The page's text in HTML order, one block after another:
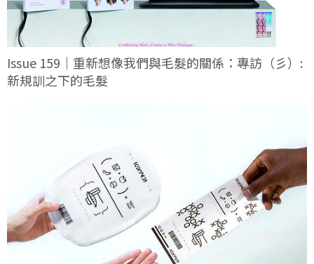
Issue 159｜重新想像我們與毛髮的關係：專訪（彡）:
新規訓之下的毛髮